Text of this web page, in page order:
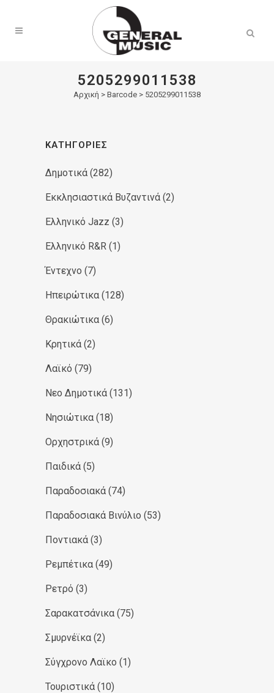
5205299011538
Αρχική > Barcode > 5205299011538
ΚΑΤΗΓΟΡΊΕΣ
Δημοτικά (282)
Εκκλησιαστικά Βυζαντινά (2)
Ελληνικό Jazz (3)
Ελληνικό R&R (1)
Έντεχνο (7)
Ηπειρώτικα (128)
Θρακιώτικα (6)
Κρητικά (2)
Λαϊκό (79)
Νεο Δημοτικά (131)
Νησιώτικα (18)
Ορχηστρικά (9)
Παιδικά (5)
Παραδοσιακά (74)
Παραδοσιακά Βινύλιο (53)
Ποντιακά (3)
Ρεμπέτικα (49)
Ρετρό (3)
Σαρακατσάνικα (75)
Σμυρνέϊκα (2)
Σύγχρονο Λαϊκο (1)
Τουριστικά (10)